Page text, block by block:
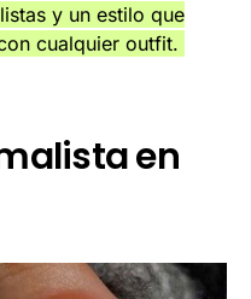
y un estilo que
cualquier outfit.
en